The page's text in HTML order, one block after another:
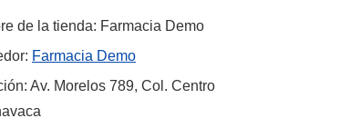
de la tienda: Farmacia Demo
Farmacia Demo
Av. Morelos 789, Col. Centro